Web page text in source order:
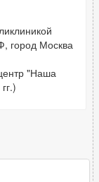
город Москва
"Наша